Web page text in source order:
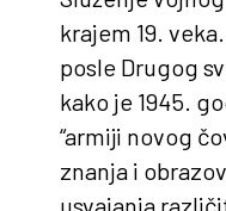
krajem 19.
posle Drugog
kako je 1945.
“armiji novog
znanja i